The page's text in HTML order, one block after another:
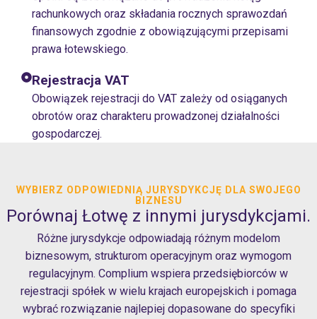
rachunkowych oraz składania rocznych sprawozdań
finansowych zgodnie z obowiązującymi przepisami
prawa łotewskiego.
Rejestracja VAT
Obowiązek rejestracji do VAT zależy od osiąganych
obrotów oraz charakteru prowadzonej działalności
gospodarczej.
WYBIERZ ODPOWIEDNIĄ JURYSDYKCJĘ DLA SWOJEGO
BIZNESU
Porównaj Łotwę z innymi jurysdykcjami.
Różne jurysdykcje odpowiadają różnym modelom
biznesowym, strukturom operacyjnym oraz wymogom
regulacyjnym. Complium wspiera przedsiębiorców w
rejestracji spółek w wielu krajach europejskich i pomaga
wybrać rozwiązanie najlepiej dopasowane do specyfiki